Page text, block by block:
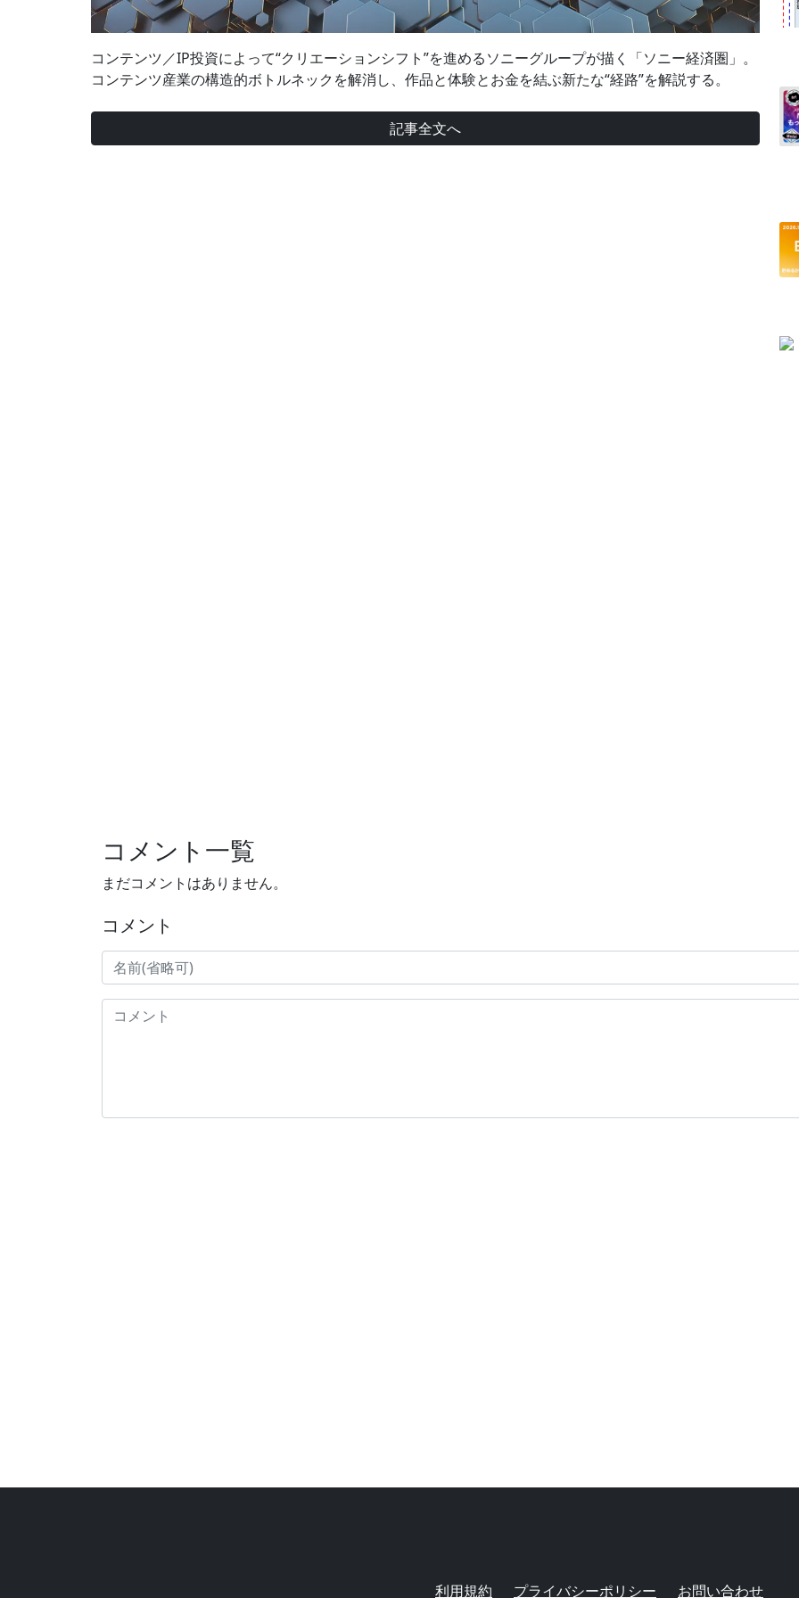
コンテンツ／IP投資によって“クリエーションシフト”を進めるソニーグループが描く「ソニー経済圏」。
コンテンツ産業の構造的ボトルネックを解消し、作品と体験とお金を結ぶ新たな“経路”を解説する。
記事全文へ
コメント一覧
まだコメントはありません。
コメント
利用規約 プライバシーポリシー お問い合わせ